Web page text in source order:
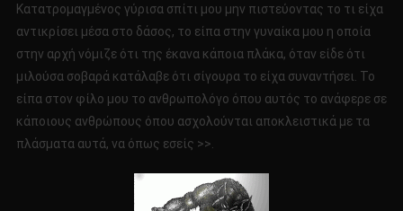
Κατατρομαγμένος γύρισα σπίτι μου μην πιστεύοντας το τι είχα
αντικρίσει μέσα στο δάσος, το είπα στην γυναίκα μου η οποία
στην αρχή νόμιζε ότι της έκανα κάποια πλάκα, όταν είδε ότι
μιλούσα σοβαρά κατάλαβε ότι σίγουρα το είχα συναντήσει. Το
είπα στον φίλο μου το ανθρωπολόγο όπου αυτός το ανάφερε σε
κάποιους ανθρώπους όπου ασχολούνται αποκλειστικά με τα
πλάσματα αυτά, να όπως εσείς >>.